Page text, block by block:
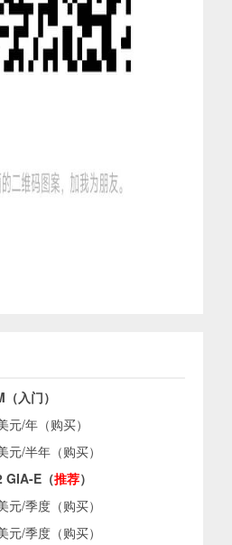
入门）
元/年（购买）
元/半年（购买）
GIA-E（推荐）
元/季度（购买）
元/季度（购买）